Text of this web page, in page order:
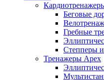
Беговые
Гребные
Степперы
Тренажеры Apex